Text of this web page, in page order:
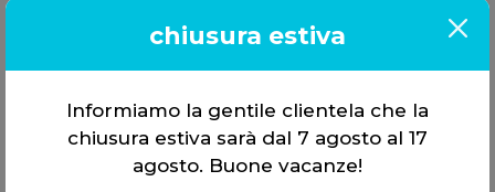
Offriamo soluzioni, non solo
chiusura estiva
Informiamo la gentile clientela che la
chiusura estiva sarà dal 7 agosto al 17
agosto. Buone vacanze!